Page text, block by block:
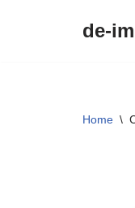
de-
Home \